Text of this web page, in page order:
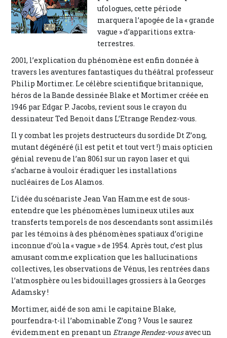
ufologues, cette période
marquera l’apogée de la « grande
vague » d’apparitions extra-
terrestres.
2001, l’explication du phénomène est enfin donnée à
travers les aventures fantastiques du théâtral professeur
Philip Mortimer. Le célèbre scientifique britannique,
héros de la Bande dessinée Blake et Mortimer créée en
1946 par Edgar P. Jacobs, revient sous le crayon du
dessinateur Ted Benoit dans L’Etrange Rendez-vous.
Il y combat les projets destructeurs du sordide Dt Z’ong,
mutant dégénéré (il est petit et tout vert !) mais opticien
génial revenu de l’an 8061 sur un rayon laser et qui
s’acharne à vouloir éradiquer les installations
nucléaires de Los Alamos.
L’idée du scénariste Jean Van Hamme est de sous-
entendre que les phénomènes lumineux utiles aux
transferts temporels de nos descendants sont assimilés
par les témoins à des phénomènes spatiaux d’origine
inconnue d’où la « vague » de 1954. Après tout, c’est plus
amusant comme explication que les hallucinations
collectives, les observations de Vénus, les rentrées dans
l’atmosphère ou les bidouillages grossiers à la Georges
Adamsky !
Mortimer, aidé de son ami le capitaine Blake,
pourfendra-t-il l’abominable Z’ong ? Vous le saurez
évidemment en prenant un Etrange Rendez-vousavec un